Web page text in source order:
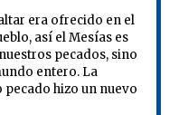
era ofrecido en el
así el Mesías es
pecados, sino
entero. La
hizo un nuevo